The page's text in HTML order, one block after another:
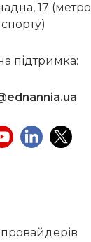
17 (метро
підтримка:
провайдерів